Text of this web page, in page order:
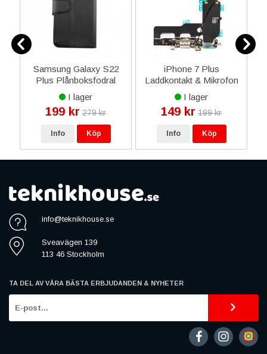
Samsung Galaxy S22
Plus Plånboksfodral
med Extra Kortfack -
Svart
I lager
199 kr 279 kr
Info Köp
iPhone 7 Plus
Laddkontakt & Mikrofon
- Grå
I lager
149 kr 199 kr
Info Köp
info@teknikhouse.se
Sveavägen 139
113 46 Stockholm
TA DEL AV VÅRA BÄSTA ERBJUDANDEN & NYHETER